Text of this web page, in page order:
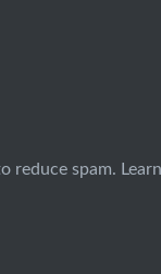
reduce spam.